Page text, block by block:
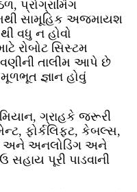
પ્રોગ્રામિંગ
સામૂહિક અજમાયશ
વધુ ન હોવો
રોબોટ સિસ્ટમ
તાલીમ આપે છે
જ્ઞાન હોવું
ગ્રાહકે જરૂરી
ફોર્કલિફ્ટ, કેબલ્સ,
અને અનલોડિંગ અને
સહાય પૂરી પાડવાની